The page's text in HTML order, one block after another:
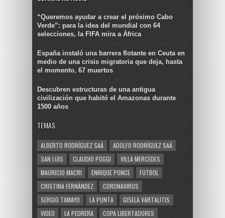
“Queremos ayudar a crear el próximo Cabo
Verde”: para la idea del mundial con 64
selecciones, la FIFA mira a África
España instaló una barrera flotante en Ceuta en
medio de una crisis migratoria que deja, hasta
el momento, 67 muertos
Descubren estructuras de una antigua
civilización que habitó el Amazonas durante
1500 años
TEMAS
ALBERTO RODRÍGUEZ SAÁ
ADOLFO RODRÍGUEZ SAÁ
SAN LUIS
CLAUDIO POGGI
VILLA MERCEDES
MAURICIO MACRI
ENRIQUE PONCE
FUTBOL
CRISTINA FERNÁNDEZ
CORONAVIRUS
SERGIO TAMAYO
LA PUNTA
GISELA VARTALITIS
VIDEO
LA PEDRERA
COPA LIBERTADORES